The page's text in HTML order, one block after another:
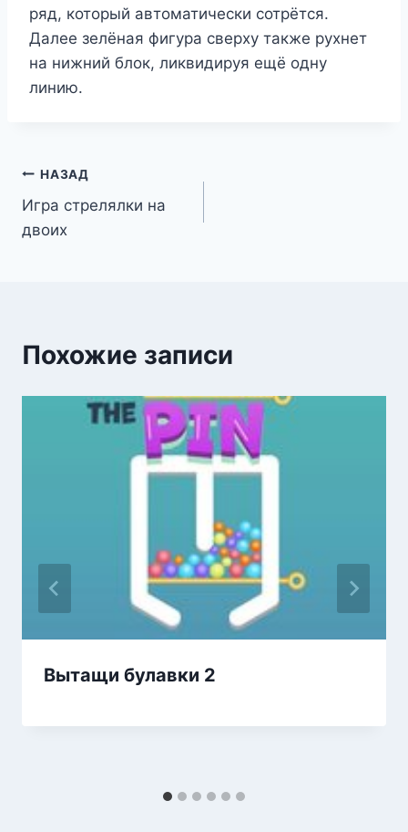
ряд, который автоматически сотрётся.
Далее зелёная фигура сверху также рухнет
на нижний блок, ликвидируя ещё одну
линию.
Навигация
по
НАЗАД
Игра стрелялки на
двоих
Похожие записи
Вытащи булавки 2